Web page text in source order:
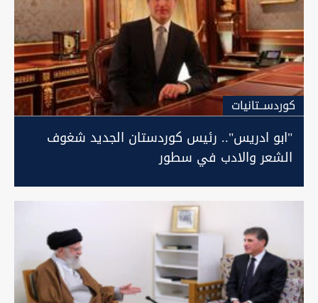
كوردســتانيات
"ابو ادريس".. رئيس كوردستان الجديد شغوف
الشعر والادب في سطور